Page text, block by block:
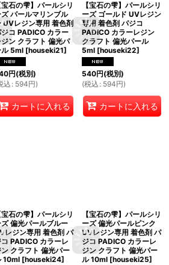
宝石の雫】パールシリ
ズ パールマリンブル
UVレジン専用 着色剤
コ PADICO カラー
ジン クラフト 偏光パ
ル 5ml [houseki21]
円(税別)
込 : 594円)
カートに入れる
【宝石の雫】パールシリ
ーズ ゴールド UVレジン
専用 着色剤 パジコ
PADICO カラーレジン
クラフト 偏光パール
5ml [houseki22]
540円(税別)
(税込 : 594円)
カートに入れる
宝石の雫】パールシリ
ズ 偏光パールブルー
レジン専用 着色剤 パ
コ PADICO カラーレ
ン クラフト 偏光パー
10ml [houseki24]
【宝石の雫】パールシリ
ーズ 偏光パールピンク
UVレジン専用 着色剤 パ
ジコ PADICO カラーレ
ジン クラフト 偏光パー
ル 10ml [houseki25]